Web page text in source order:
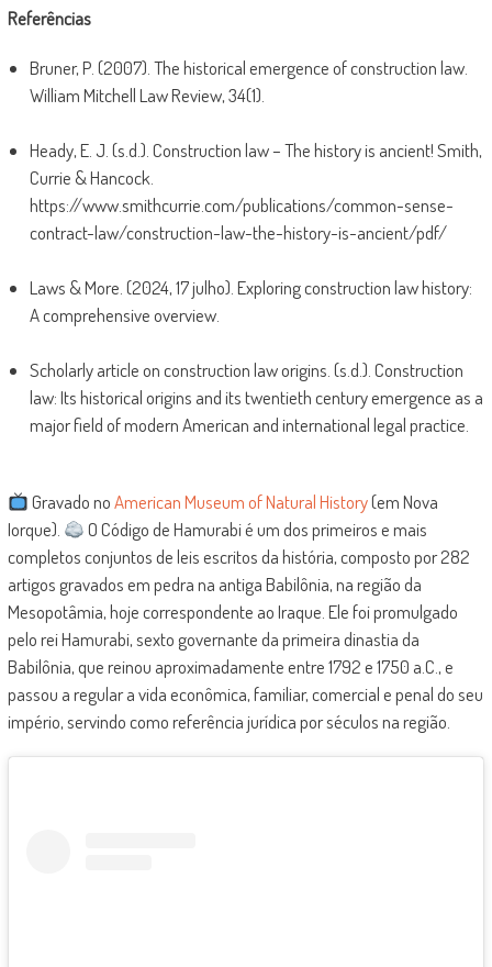
Referências
Bruner, P. (2007). The historical emergence of construction law.
William Mitchell Law Review, 34(1).
Heady, E. J. (s.d.). Construction law – The history is ancient! Smith,
Currie & Hancock.
https://www.smithcurrie.com/publications/common-sense-
contract-law/construction-law-the-history-is-ancient/pdf/
Laws & More. (2024, 17 julho). Exploring construction law history:
A comprehensive overview.
Scholarly article on construction law origins. (s.d.). Construction
law: Its historical origins and its twentieth century emergence as a
major field of modern American and international legal practice.
Gravado noAmerican Museum of Natural History(em Nova
Iorque).
O Código de Hamurabi é um dos primeiros e mais
completos conjuntos de leis escritos da história, composto por 282
artigos gravados em pedra na antiga Babilônia, na região da
Mesopotâmia, hoje correspondente ao Iraque. Ele foi promulgado
pelo rei Hamurabi, sexto governante da primeira dinastia da
Babilônia, que reinou aproximadamente entre 1792 e 1750 a.C., e
passou a regular a vida econômica, familiar, comercial e penal do seu
império, servindo como referência jurídica por séculos na região.